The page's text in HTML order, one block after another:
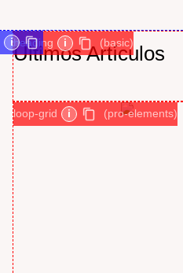
Últimos Artículos
heading i (basic)
loop-grid i (pro-elements)
i